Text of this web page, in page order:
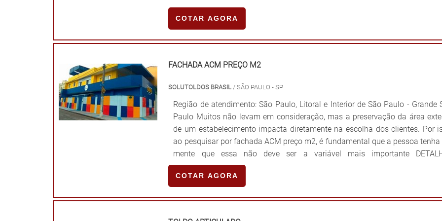
chamas, o que contribui para garantir mais segurança tanto para quem
quanto para quem se protege embaixo das coberturas. Para que tudo isso
Versatilidade de formatos e tamanhos.TOLDOS E COBERTURAS
constantemente treinado para realizar, de forma personalizada, a
por assegurar preços justos e acessíveis. Entre em contato, por e-mail
telefone, e saiba mais! .
COTAR AGORA
FACHADA ACM PREÇO M2
SOLUTOLDOS BRASIL / SÃO PAULO - SP
Região de atendimento: São Paulo, Litoral e Interior de São Paulo - Grande
Paulo Muitos não levam em consideração, mas a preservação da área
de um estabelecimento impacta diretamente na escolha dos clientes. Por
ao pesquisar por fachada ACM preço m2, é fundamental que a pessoa tenha
mente que essa não deve ser a variável mais importante
IMPORTANTES SOBRE O PRODUTOO material de alumínio composto,
popularmente conhecido pela sigla ACM, vem ganhando cada dia
Encontrados em diferentes tamanhos e espessuras, o modelo é
COTAR AGORA